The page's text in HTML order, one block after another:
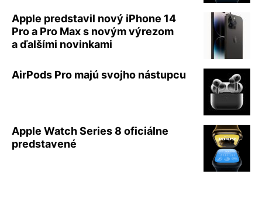
Apple predstavil nový iPhone 14
Pro a Pro Max s novým výrezom
a ďalšími novinkami
AirPods Pro majú svojho nástupcu
Apple Watch Series 8 oficiálne
predstavené